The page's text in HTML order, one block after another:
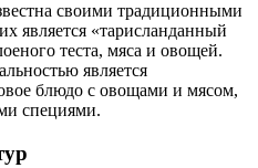
своими традиционными
является «тарисланданный
теста, мяса и овощей.
является
блюдо с овощами и мясом,
специями.